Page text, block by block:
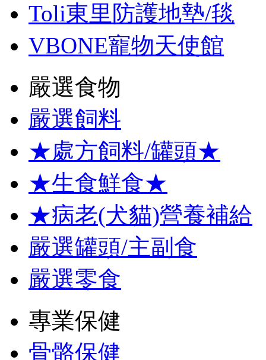
Toli東里防護地墊/毯
VBONE寵物天使館
嚴選食物
嚴選飼料
★處方飼料/罐頭★
★生食鮮食★
★病老(犬貓)營養補給
嚴選罐頭/主副食
嚴選零食
專業保健
骨骼保健